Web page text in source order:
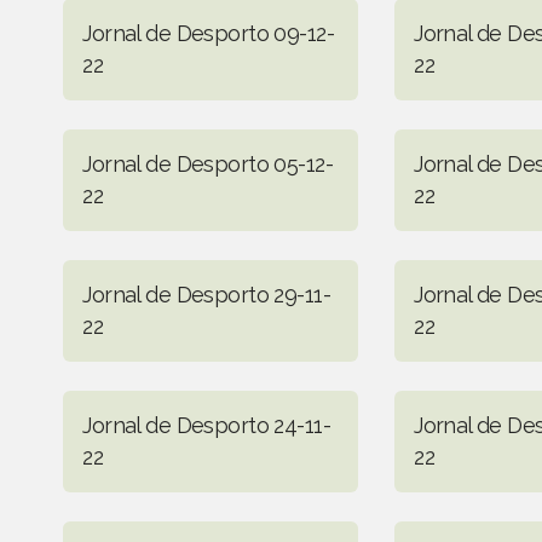
Jornal de Desporto 09-12-
22
Jornal de
22
Jornal de Desporto 05-12-
22
Jornal de
22
Jornal de Desporto 29-11-
22
Jornal de
22
Jornal de Desporto 24-11-
22
Jornal de
22